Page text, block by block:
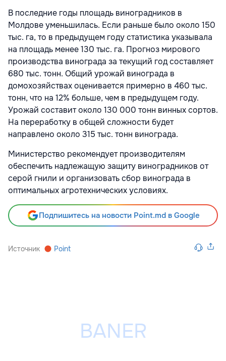
В последние годы площадь виноградников в
Молдове уменьшилась. Если раньше было около 150
тыс. га, то в предыдущем году статистика указывала
на площадь менее 130 тыс. га. Прогноз мирового
производства винограда за текущий год составляет
680 тыс. тонн. Общий урожай винограда в
домохозяйствах оценивается примерно в 460 тыс.
тонн, что на 12% больше, чем в предыдущем году.
Урожай составит около 130 000 тонн винных сортов.
На переработку в общей сложности будет
направлено около 315 тыс. тонн винограда.
Министерство рекомендует производителям
обеспечить надлежащую защиту виноградников от
серой гнили и организовать сбор винограда в
оптимальных агротехнических условиях.
Подпишитесь на новости Point.md в Google
Источник Point